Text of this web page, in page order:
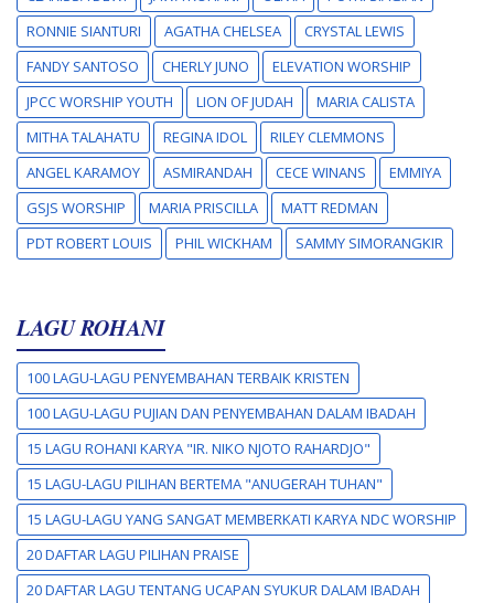
RONNIE SIANTURI
AGATHA CHELSEA
CRYSTAL LEWIS
FANDY SANTOSO
CHERLY JUNO
ELEVATION WORSHIP
JPCC WORSHIP YOUTH
LION OF JUDAH
MARIA CALISTA
MITHA TALAHATU
REGINA IDOL
RILEY CLEMMONS
ANGEL KARAMOY
ASMIRANDAH CECE WINANS
EMMIYA
GSJS WORSHIP
MARIA PRISCILLA
MATT REDMAN
PDT ROBERT LOUIS
PHIL WICKHAM SAMMY SIMORANGKIR
LAGU ROHANI
100 LAGU-LAGU PENYEMBAHAN TERBAIK KRISTEN
100 LAGU-LAGU PUJIAN DAN PENYEMBAHAN DALAM IBADAH
15 LAGU ROHANI KARYA "IR. NIKO NJOTO RAHARDJO"
15 LAGU-LAGU PILIHAN BERTEMA "ANUGERAH TUHAN"
15 LAGU-LAGU YANG SANGAT MEMBERKATI KARYA NDC WORSHIP
20 DAFTAR LAGU PILIHAN PRAISE
20 DAFTAR LAGU TENTANG UCAPAN SYUKUR DALAM IBADAH